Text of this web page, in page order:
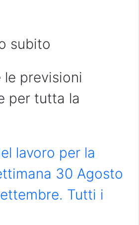
subito
le previsioni
per tutta la
lavoro per la
30 Agosto
Tutti i